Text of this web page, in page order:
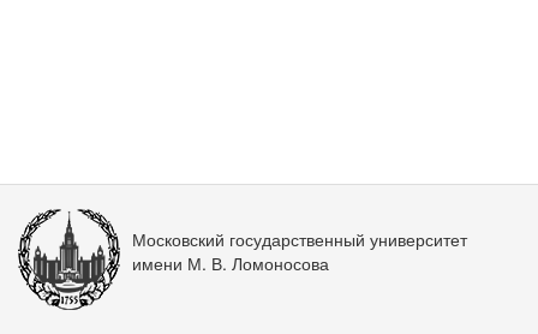
Московский государственный университет
имени М. В. Ломоносова